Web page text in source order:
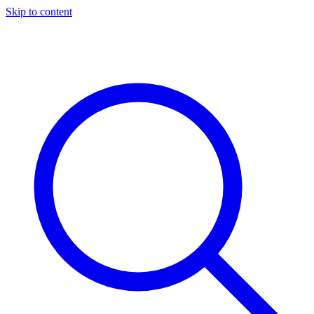
Skip to content